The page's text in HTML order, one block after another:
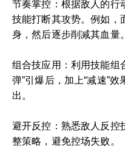
节奏掌控：根据敌人的行
技能打断其攻势。例如，
身，然后逐步削减其血量。
组合技应用：利用技能组
弹”引爆后，加上“减速”
出。
避开反控：熟悉敌人反控
整策略，避免控场失败。